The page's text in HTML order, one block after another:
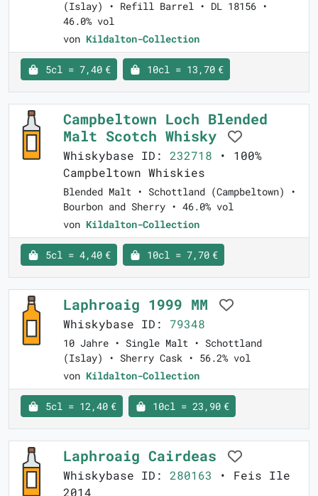
(Islay) • Refill Barrel • DL 18156 •
46.0% vol
von Kildalton-Collection
5cl = 7,40 € 10cl = 13,70 €
Campbeltown Loch Blended
Malt Scotch Whisky
Whiskybase ID: 232718 • 100%
Campbeltown Whiskies
Blended Malt • Schottland (Campbeltown) •
Bourbon and Sherry • 46.0% vol
von Kildalton-Collection
5cl = 4,40 € 10cl = 7,70 €
Laphroaig 1999 MM
Whiskybase ID: 79348
10 Jahre • Single Malt • Schottland
(Islay) • Sherry Cask • 56.2% vol
von Kildalton-Collection
5cl = 12,40 € 10cl = 23,90 €
Laphroaig Cairdeas
Whiskybase ID: 280163 • Feis Ile
2014